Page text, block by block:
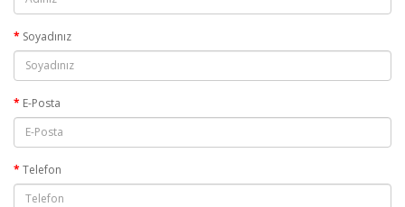
Soyadınız
E-Posta
Telefon